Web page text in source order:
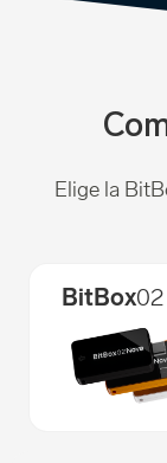
Elige la
BitBox02